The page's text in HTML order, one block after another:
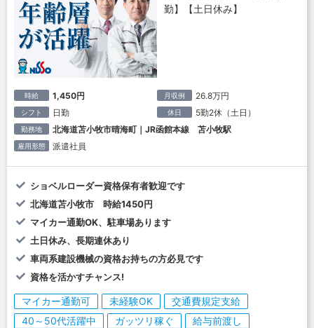
勤】【土日休み】
時給 1,450円 月収例 26.8万円
シフト 日勤 休日 5勤2休（土日）
勤務地 北海道苫小牧市晴海町｜JR函館本線 苫小牧駅
雇用形態 派遣社員
ショベルローダー資格保有者歓迎です
北海道苫小牧市 時給1450円
マイカー通勤OK、駐車場あります
土日休み、長期連休あり
車両系建設機械の資格お持ちの方必見です
資格を活かすチャンス!
マイカー通勤可 未経験OK
交通費規定支給
40～50代活躍中
ガッツリ稼ぐ
給与前渡し